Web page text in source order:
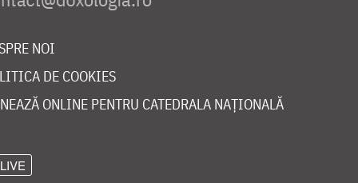
NOI
DE COOKIES
ONLINE PENTRU CATEDRALA NAȚIONALĂ
LIVE